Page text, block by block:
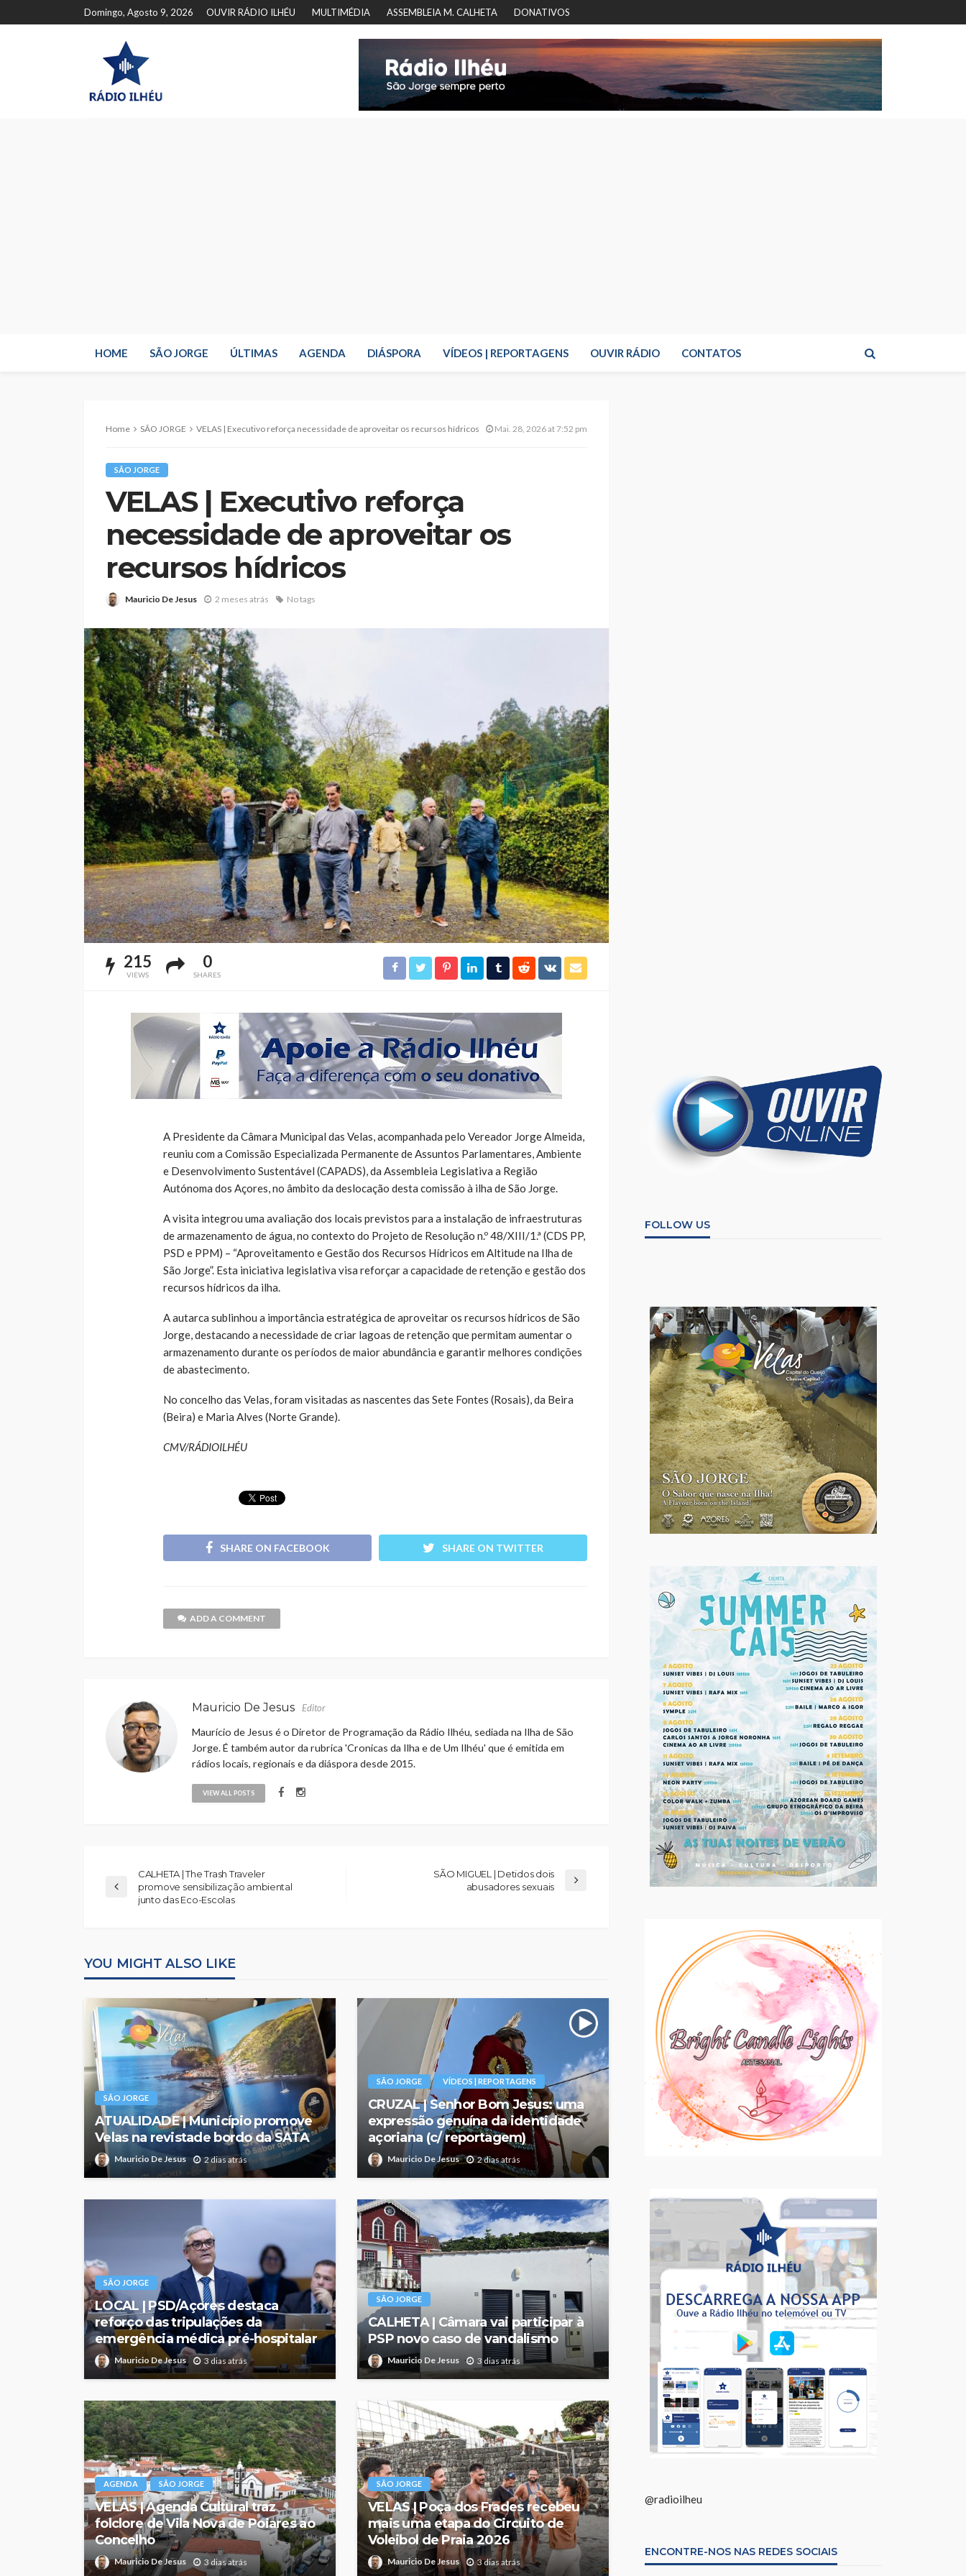
Domingo, Agosto 9, 2026 OUVIR RÁDIO ILHÉU MULTIMÉDIA ASSEMBLEIA M. CALHETA DONATIVOS
HOME SÃO JORGE ÚLTIMAS AGENDA DIÁSPORA VÍDEOS | REPORTAGENS OUVIR RÁDIO CONTATOS
Home SÃO JORGE VELAS | Executivo reforça necessidade de aproveitar os recursos hídricos Mai. 28, 2026 at 7:52 pm
SÃO JORGE
VELAS | Executivo reforça
necessidade de aproveitar os
recursos hídricos
Mauricio De Jesus 2 meses atrás No tags
215
VIEWS
0
SHARES
A Presidente da Câmara Municipal das Velas, acompanhada pelo Vereador Jorge Almeida,
reuniu com a Comissão Especializada Permanente de Assuntos Parlamentares, Ambiente
e Desenvolvimento Sustentável (CAPADS), da Assembleia Legislativa a Região
Autónoma dos Açores, no âmbito da deslocação desta comissão à ilha de São Jorge.
A visita integrou uma avaliação dos locais previstos para a instalação de infraestruturas
de armazenamento de água, no contexto do Projeto de Resolução n.º 48/XIII/1.ª (CDS PP,
PSD e PPM) – “Aproveitamento e Gestão dos Recursos Hídricos em Altitude na Ilha de
São Jorge”. Esta iniciativa legislativa visa reforçar a capacidade de retenção e gestão dos
recursos hídricos da ilha.
A autarca sublinhou a importância estratégica de aproveitar os recursos hídricos de São
Jorge, destacando a necessidade de criar lagoas de retenção que permitam aumentar o
armazenamento durante os períodos de maior abundância e garantir melhores condições
de abastecimento.
No concelho das Velas, foram visitadas as nascentes das Sete Fontes (Rosais), da Beira
(Beira) e Maria Alves (Norte Grande).
CMV/RÁDIOILHÉU
SHARE ON FACEBOOK SHARE ON TWITTER
ADD A COMMENT
Mauricio De Jesus Editor
Maurício de Jesus é o Diretor de Programação da Rádio Ilhéu, sediada na Ilha de São
Jorge. É também autor da rubrica 'Cronicas da Ilha e de Um Ilhéu' que é emitida em
rádios locais, regionais e da diáspora desde 2015.
VIEW ALL POSTS
CALHETA | The Trash Traveler
promove sensibilização ambiental
junto das Eco-Escolas
SÃO MIGUEL | Detidos dois
abusadores sexuais
YOU MIGHT ALSO LIKE
SÃO JORGE
ATUALIDADE | Município promove
Velas na revistade bordo da SATA
Mauricio De Jesus 2 dias atrás
SÃO JORGE VÍDEOS | REPORTAGENS
CRUZAL | Senhor Bom Jesus: uma
expressão genuína da identidade
açoriana (c/ reportagem)
Mauricio De Jesus 2 dias atrás
SÃO JORGE
LOCAL | PSD/Açores destaca
reforço das tripulações da
emergência médica pré-hospitalar
Mauricio De Jesus 3 dias atrás
SÃO JORGE
CALHETA | Câmara vai participar à
PSP novo caso de vandalismo
Mauricio De Jesus 3 dias atrás
AGENDA SÃO JORGE
VELAS | Agenda Cultural traz
folclore de Vila Nova de Poiares ao
Concelho
Mauricio De Jesus 3 dias atrás
SÃO JORGE
VELAS | Poça dos Frades recebeu
mais uma etapa do Circuito de
Voleibol de Praia 2026
Mauricio De Jesus 3 dias atrás
FOLLOW US
@radioilheu
ENCONTRE-NOS NAS REDES SOCIAIS